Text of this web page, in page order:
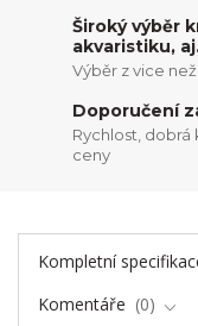
Široký výběr
akvaristiku,
Výběr z vice
Doporučení
Rychlost,
ceny
Kompletní
Komentáře
0